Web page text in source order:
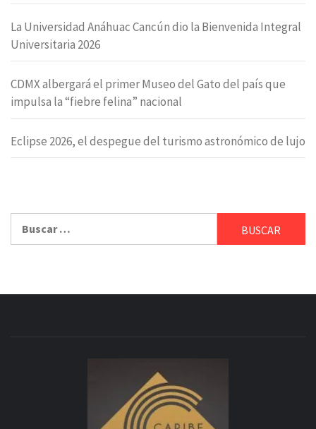
La Universidad Anáhuac Cancún dio la Bienvenida Integral
Universitaria 2026
CDMX albergará el primer Museo del Gato del país que
impulsa la “fiebre felina” nacional
Eclipse 2026, el despegue del turismo astronómico de lujo